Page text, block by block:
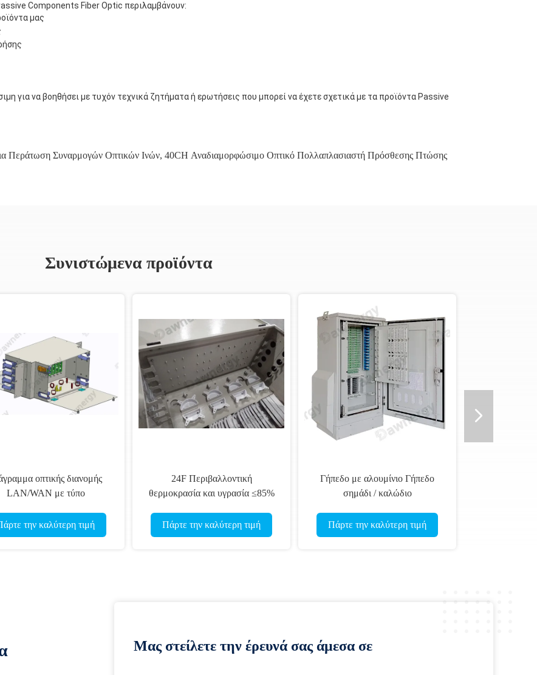
Components Fiber Optic περιλαμβάνουν:
μας
για να βοηθήσει με τυχόν τεχνικά ζητήματα ή ερωτήσεις που μπορεί να έχετε σχετικά με τα προϊόντα Passive
Περάτωση Συναρμογών Οπτικών Ινών, 40CH Αναδιαμορφώσιμο Οπτικό Πολλαπλασιαστή Πρόσθεσης Πτώσης
Συνιστώμενα προϊόντα
οπτικής διανομής
LAN/WAN με τύπο
ή επιλογές
την καλύτερη τιμή
24F Περιβαλλοντική
θερμοκρασία και υγρασία ≤85%
Πάρτε την καλύτερη τιμή
Γήπεδο με αλουμίνιο Γήπεδο
σημάδι / καλώδιο
ανάπτυξης
Πάρτε την καλύτερη τιμή
Μας στείλετε την έρευνά σας άμεσα σε